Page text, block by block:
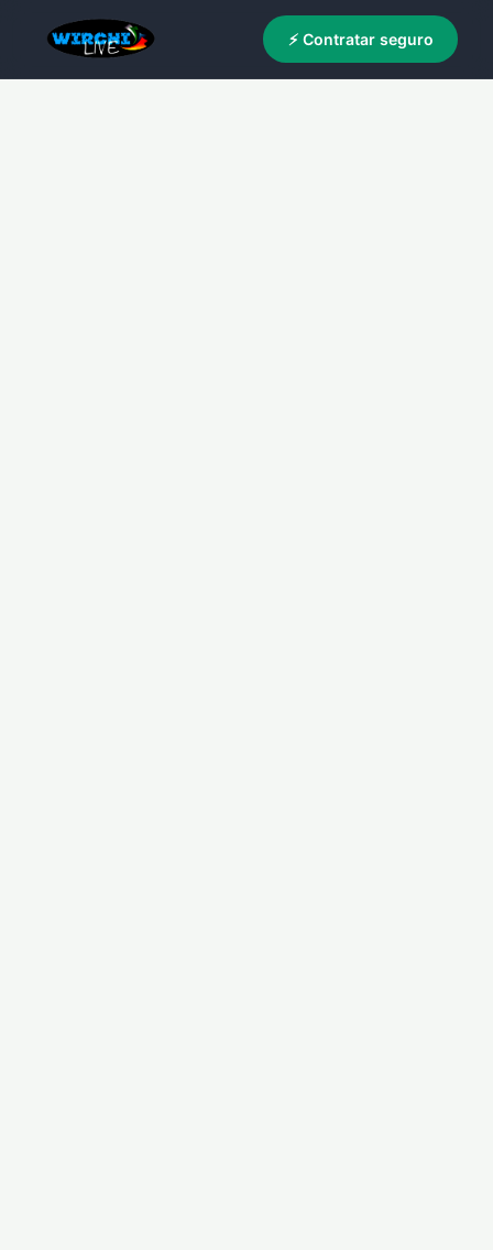
⚡ Contratar seguro